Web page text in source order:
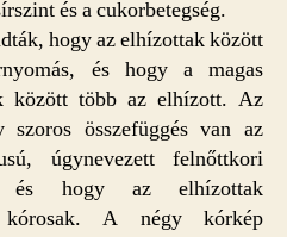
és a cukorbetegség.
hogy az elhízottak között
és hogy a magas
között több az elhízott. Az
összefüggés van az
úgynevezett felnőttkori
és hogy az elhízottak
kórosak. A négy kórkép